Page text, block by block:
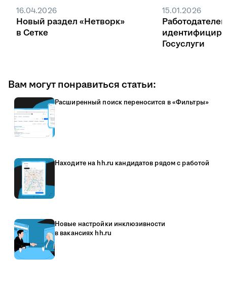
16.04.2026
Новый раздел «Нетворк»
в Сетке
15.01.2026
Работодателей
Госуслуги
Вам могут понравиться статьи:
Расширенный поиск переносится в «Фильтры»
Находите на hh.ru кандидатов рядом с работой
Новые настройки инклюзивности
в вакансиях hh.ru